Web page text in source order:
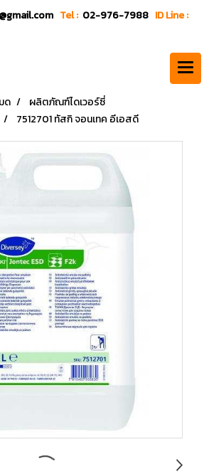
Tel : 02-976-7988 ID Line :
ด
ผลิตภัณฑ์ไดเวอร์ซี่
7512701 ทัสกิ จอนเทค อีเอสดี